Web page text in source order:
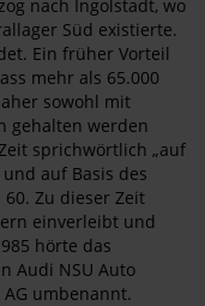
nach Ingolstadt, wo
Süd existierte.
Ein früher Vorteil
mehr als 65.000
sowohl mit
gehalten werden
sprichwörtlich „auf
auf Basis des
60. Zu dieser Zeit
einverleibt und
hörte das
Audi NSU Auto
umbenannt.